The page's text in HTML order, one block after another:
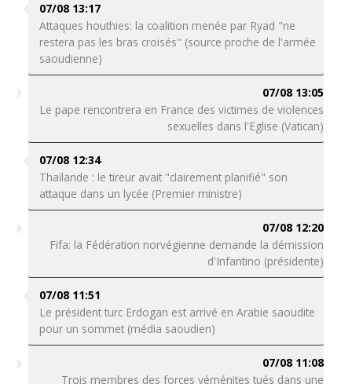
07/08 13:17
Attaques houthies: la coalition menée par Ryad "ne
restera pas les bras croisés" (source proche de l'armée
saoudienne)
07/08 13:05
Le pape rencontrera en France des victimes de violences
sexuelles dans l'Eglise (Vatican)
07/08 12:34
Thaïlande : le tireur avait "clairement planifié" son
attaque dans un lycée (Premier ministre)
07/08 12:20
Fifa: la Fédération norvégienne demande la démission
d'Infantino (présidente)
07/08 11:51
Le président turc Erdogan est arrivé en Arabie saoudite
pour un sommet (média saoudien)
07/08 11:08
Trois membres des forces yéménites tués dans une